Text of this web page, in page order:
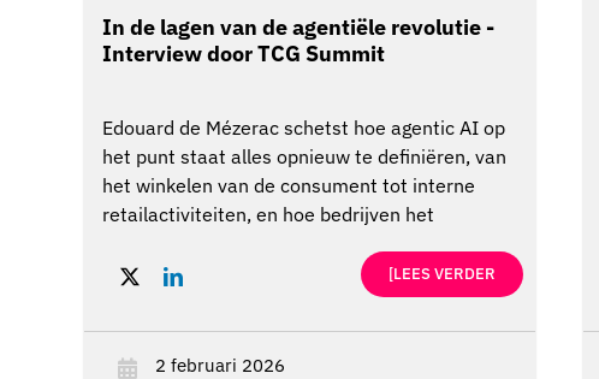
In de lagen van de agentiële revolutie -
Interview door TCG Summit
Edouard de Mézerac schetst hoe agentic AI op
het punt staat alles opnieuw te definiëren, van
het winkelen van de consument tot interne
retailactiviteiten, en hoe bedrijven het
[LEES VERDER
2 februari 2026